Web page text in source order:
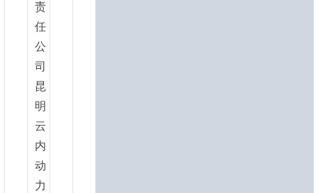
责
任
公
司
昆
明
云
内
动
力